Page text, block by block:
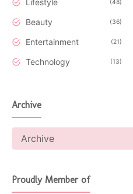
48
Beauty 36
Entertainment 21
Technology 13
Archive
Proudly Member of